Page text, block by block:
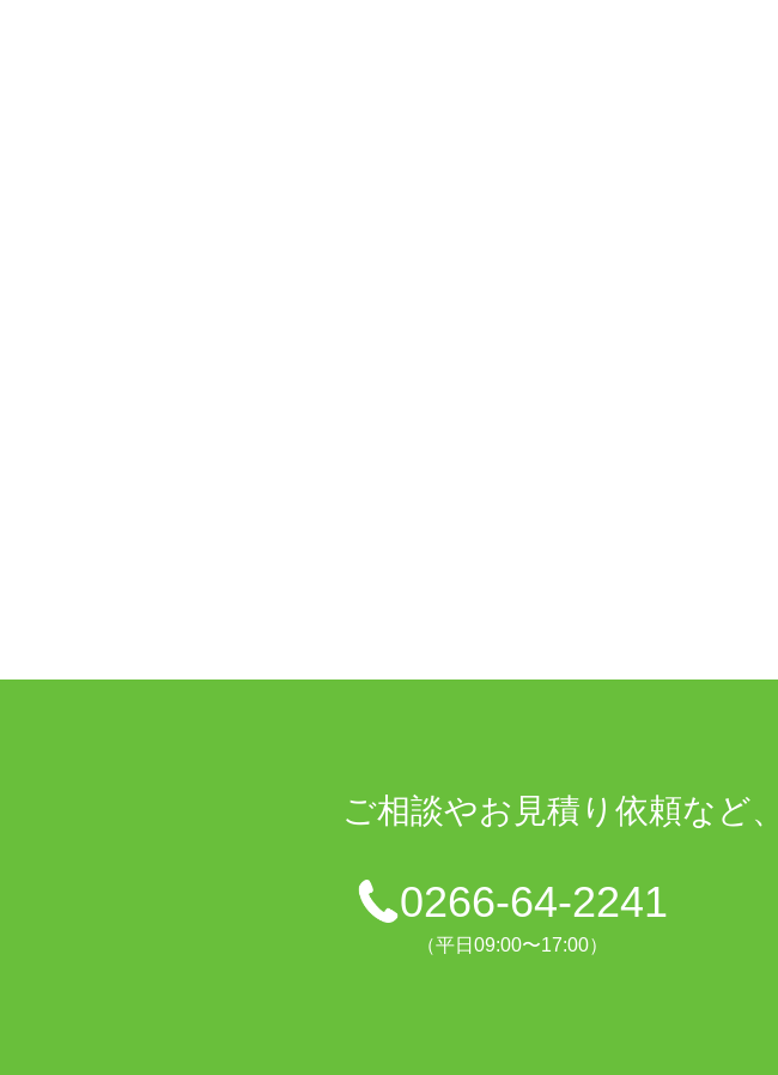
ご相談やお見積り依頼など、
0266-64-2241
（平日09:00〜17:00）